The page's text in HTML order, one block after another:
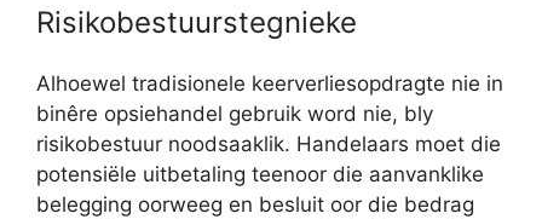
Risikobestuurstegnieke
Alhoewel tradisionele keerverliesopdragte nie in
binêre opsiehandel gebruik word nie, bly
risikobestuur noodsaaklik. Handelaars moet die
potensiële uitbetaling teenoor die aanvanklike
belegging oorweeg en besluit oor die bedrag